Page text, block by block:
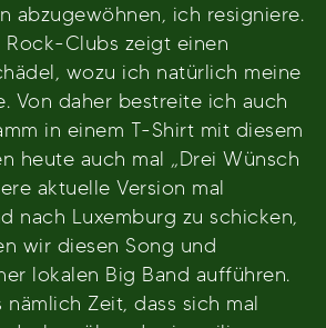
abzugewöhnen, ich resigniere.
Rock-Clubs zeigt einen
wozu ich natürlich meine
Von daher bestreite ich auch
in einem T-Shirt mit diesem
heute auch mal „Drei Wünsch
aktuelle Version mal
nach Luxemburg zu schicken,
wir diesen Song und
lokalen Big Band aufführen.
nämlich Zeit, dass sich mal